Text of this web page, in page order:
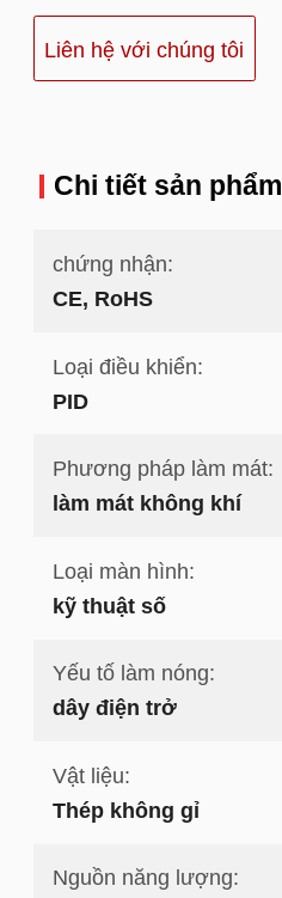
Liên hệ với chúng tôi
Chi tiết sản phẩm
chứng nhận:
CE, RoHS
Loại điều khiển:
PID
Phương pháp làm mát:
làm mát không khí
Loại màn hình:
kỹ thuật số
Yếu tố làm nóng:
dây điện trở
Vật liệu:
Thép không gỉ
Nguồn năng lượng: